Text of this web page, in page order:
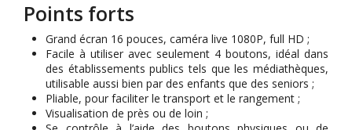
Points forts
Grand écran 16 pouces, caméra live 1080P, full HD ;
Facile à utiliser avec seulement 4 boutons, idéal dans
des établissements publics tels que les médiathèques,
utilisable aussi bien par des enfants que des seniors ;
Pliable, pour faciliter le transport et le rangement ;
Visualisation de près ou de loin ;